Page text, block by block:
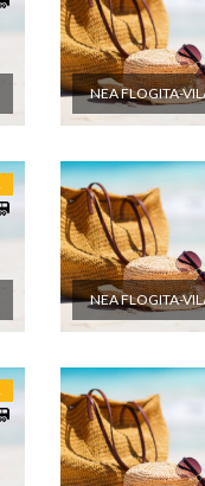
NEA FLOGITA-
NEA FLOGITA-